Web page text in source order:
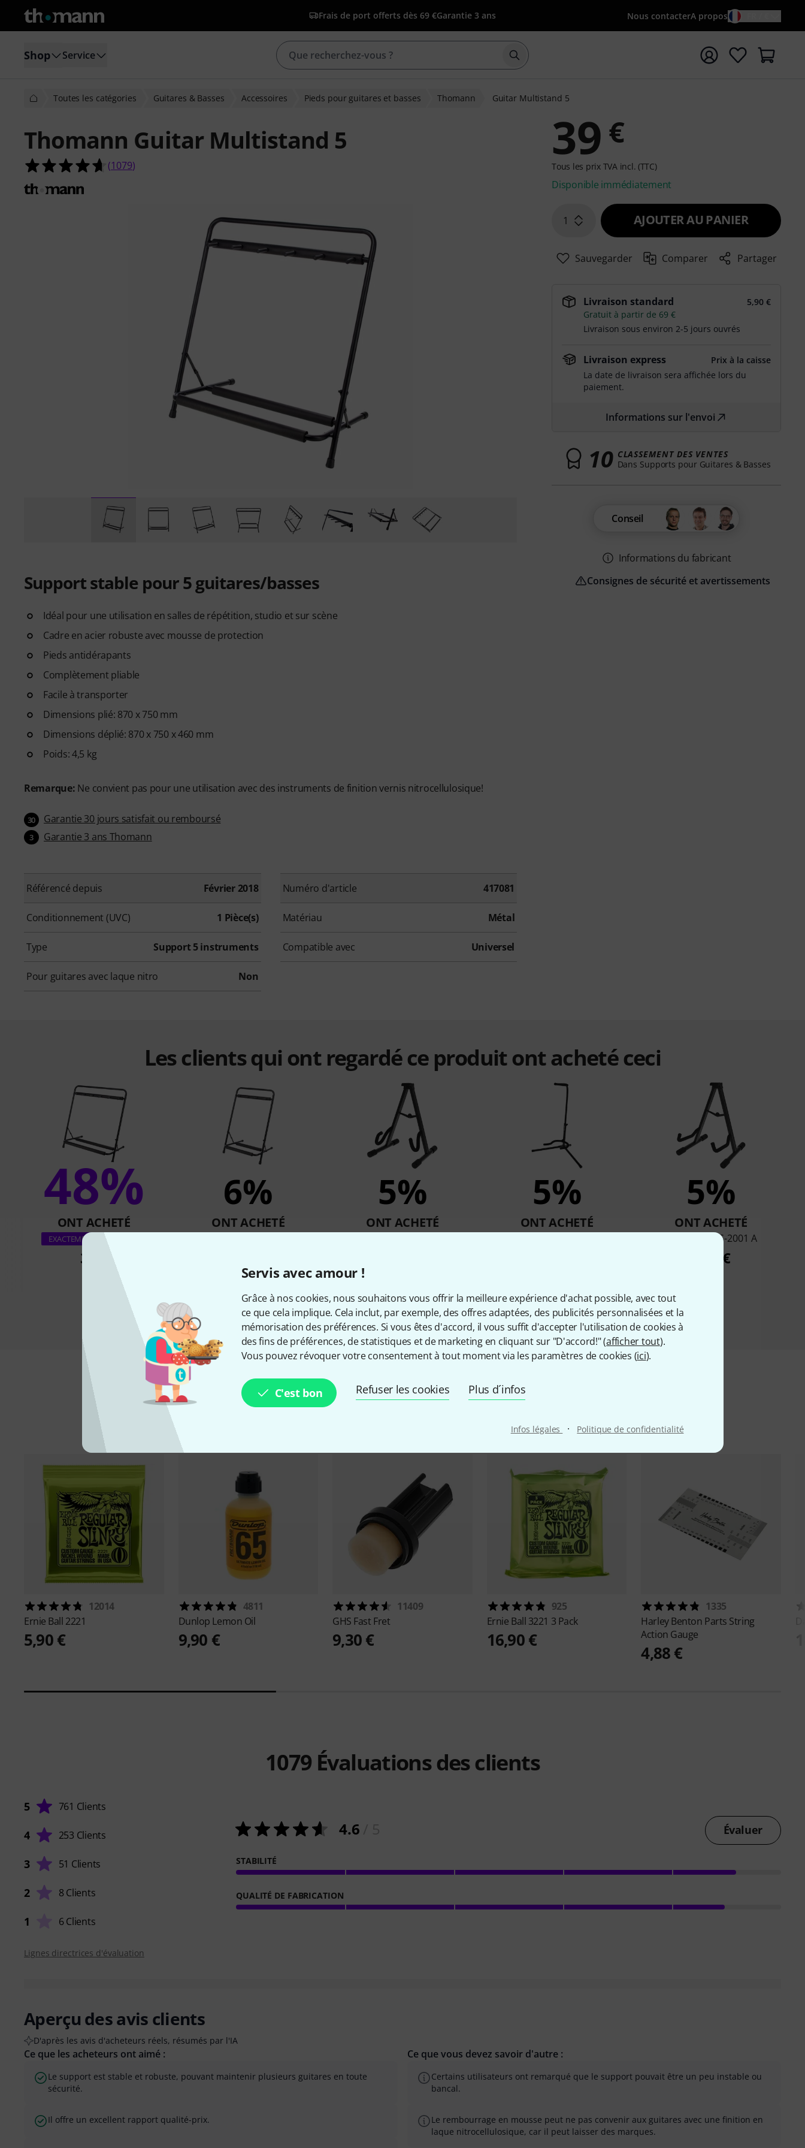
Servis avec amour !
Grâce à nos cookies, nous souhaitons vous offrir la meilleure expérience d'achat possible, avec tout
ce que cela implique. Cela inclut, par exemple, des offres adaptées, des publicités personnalisées et la
mémorisation des préférences. Si vous êtes d'accord, il vous suffit d'accepter l'utilisation de cookies à
des fins de préférences, de statistiques et de marketing en cliquant sur "D'accord!" (afficher tout).
Vous pouvez révoquer votre consentement à tout moment via les paramètres de cookies (ici).
C'est bon Refuser les cookies Plus d´infos
Infos légales · Politique de confidentialité
Frais de port offerts dès 69 €Garantie 3 ans Nous contacterA propos
Shop Service Démarrer la recherche avec le terme de recherche
Toutes les catégories Guitares & Basses Accessoires Pieds pour guitares et basses Thomann Guitar Multistand 5
Thomann Guitar Multistand 5
4.6 étoiles sur 5 d'après 1079 évaluations clients
(1079)
Support stable pour 5 guitares/basses
Idéal pour une utilisation en salles de répétition, studio et sur scène
Cadre en acier robuste avec mousse de protection
Pieds antidérapants
Complètement pliable
Facile à transporter
Dimensions plié: 870 x 750 mm
Dimensions déplié: 870 x 750 x 460 mm
Poids: 4,5 kg
Remarque: Ne convient pas pour une utilisation avec des instruments de finition vernis nitrocellulosique!
30 Garantie 30 jours satisfait ou remboursé
3 Garantie 3 ans Thomann
Référencé depuis Février 2018 Numéro d'article 417081
Conditionnement (UVC) 1 Pièce(s) Matériau Métal
Type Support 5 instruments Compatible avec Universel
Pour guitares avec laque nitro Non
39 €
Tous les prix TVA incl. (TTC)
Disponible immédiatement
1 AJOUTER AU PANIER
Sauvegarder Comparer Partager
Livraison standard
5,90 €
Gratuit à partir de 69 €
Livraison sous environ 2-5 jours ouvrés
Livraison express
Prix à la caisse
La date de livraison sera affichée lors du
paiement.
Informations sur l'envoi
10 CLASSEMENT DES VENTES
Dans Supports pour Guitares & Basses
Conseil
Informations du fabricant
Consignes de sécurité et avertissements
Les clients qui ont regardé ce produit ont acheté ceci
48%
ONT ACHETÉ
EXACTEMENT CE PRODUIT
39 €
6%
ONT ACHETÉ
5%
ONT ACHETÉ
5%
ONT ACHETÉ
5%
ONT ACHETÉ
Millenium GS-2001 A
9,90 €
Comparer
Accessoires & articles appropriés
12014
Ernie Ball 2221
5,90 €
4811
Dunlop Lemon Oil
9,90 €
11409
GHS Fast Fret
9,30 €
925
Ernie Ball 3221 3 Pack
16,90 €
1335
Harley Benton Parts String
Action Gauge
4,88 €
1079 Évaluations des clients
5 761 Clients
4 253 Clients
3 51 Clients
2 8 Clients
1 6 Clients
4.6 Évaluer
STABILITÉ
QUALITÉ DE FABRICATION
Lignes directrices d'évaluation
Aperçu des avis clients
D'après les avis d'acheteurs réels, résumés par l'IA
Ce que les acheteurs ont aimé :
Le support est stable et robuste, pouvant maintenir plusieurs guitares en toute
sécurité.
Il offre un excellent rapport qualité-prix.
Ce que vous devez savoir d'autre :
Certains utilisateurs ont remarqué que le support pouvait être un peu instable ou
bancal.
Le rembourrage en mousse peut ne pas convenir aux guitares avec une finition en
laque nitrocellulosique, car il peut laisser des marques.